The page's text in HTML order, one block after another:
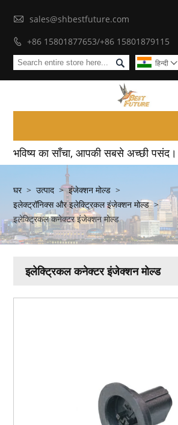
 sales@shbestfuture.com
 +86 15801877653/+86 15801879115
 हिन्दी 
भविष्य का साँचा, आपकी सबसे अच्छी पसंद।
घर > उत्पाद > इंजेक्शन मोल्ड >
इलेक्ट्रॉनिक्स और इलेक्ट्रिकल इंजेक्शन मोल्ड >
इलेक्ट्रिकल कनेक्टर इंजेक्शन मोल्ड
इलेक्ट्रिकल कनेक्टर इंजेक्शन मोल्ड